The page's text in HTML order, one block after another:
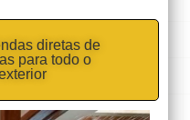
diretas de
para todo o